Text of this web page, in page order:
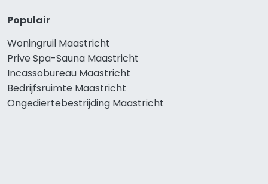
Populair
Woningruil Maastricht
Prive Spa-Sauna Maastricht
Incassobureau Maastricht
Bedrijfsruimte Maastricht
Ongediertebestrijding Maastricht